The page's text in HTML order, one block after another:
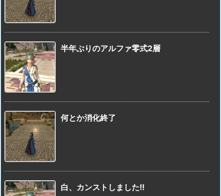
半年ぶりのアルファ零式2層
何とか消化終了
白、カンストしました!!